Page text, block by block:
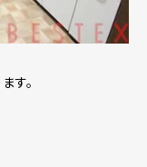
す。